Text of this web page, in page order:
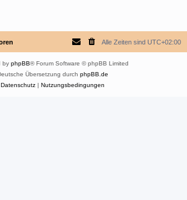
Alle Zeiten sind UTC+02:00
by phpBB® Forum Software © phpBB Limited
Übersetzung durch phpBB.de
Datenschutz| Nutzungsbedingungen